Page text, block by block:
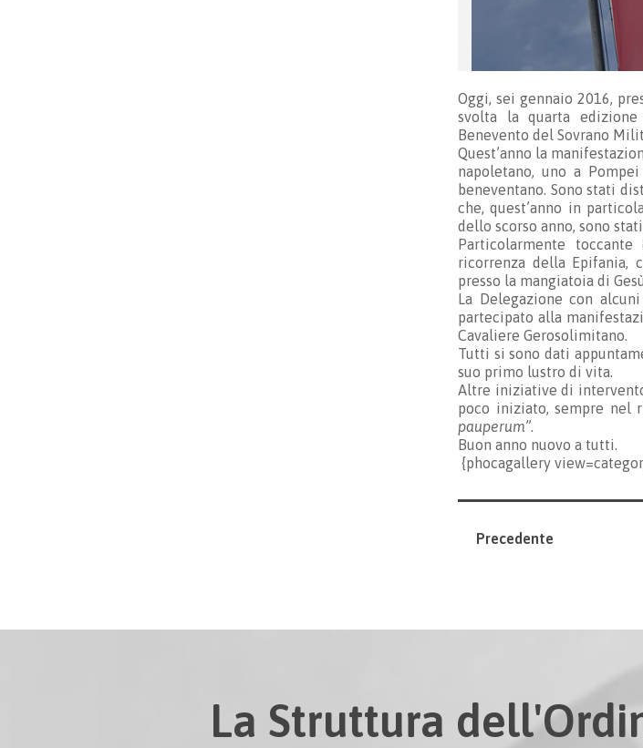
Oggi, sei gennaio 2016,
svolta la quarta edizione
Benevento del Sovrano
Quest’anno la
napoletano, uno a
beneventano. Sono stati
che, quest’anno in
dello scorso anno, sono
Particolarmente
ricorrenza della Epifania,
presso la mangiatoia di
La Delegazione con
partecipato alla
Cavaliere Gerosolimitano.
Tutti si sono dati
suo primo lustro di vita.
Altre iniziative di
poco iniziato, sempre nel
pauperum”.
Buon anno nuovo a tutti.
{phocagallery
Precedente
La Struttura